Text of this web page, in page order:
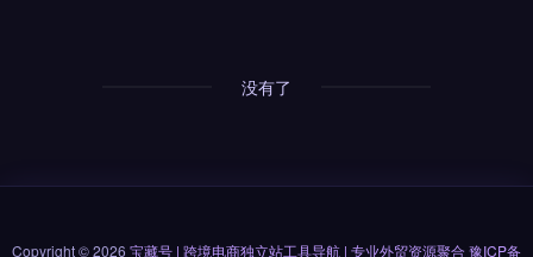
没有了
Copyright © 2026 宝藏号 | 跨境电商独立站工具导航 | 专业外贸资源聚合豫ICP备